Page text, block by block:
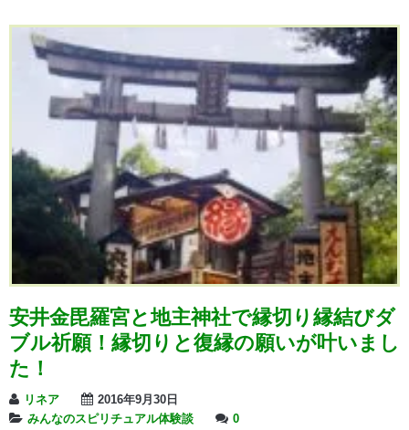
安井金毘羅宮と地主神社で縁切り縁結びダ
ブル祈願！縁切りと復縁の願いが叶いまし
た！
リネア
2016年9月30日
みんなのスピリチュアル体験談
0